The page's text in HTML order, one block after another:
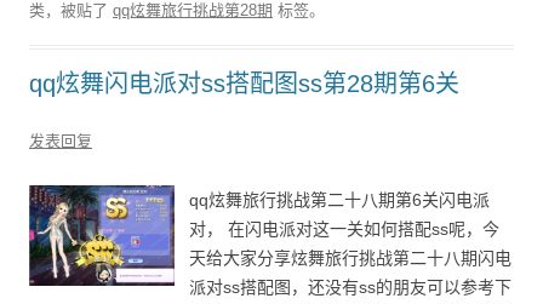
类，被贴了 qq炫舞旅行挑战第28期 标签。
qq炫舞闪电派对ss搭配图ss第28期第6关
发表回复
qq炫舞旅行挑战第二十八期第6关闪电派
对， 在闪电派对这一关如何搭配ss呢，今
天给大家分享炫舞旅行挑战第二十八期闪电
派对ss搭配图，还没有ss的朋友可以参考下